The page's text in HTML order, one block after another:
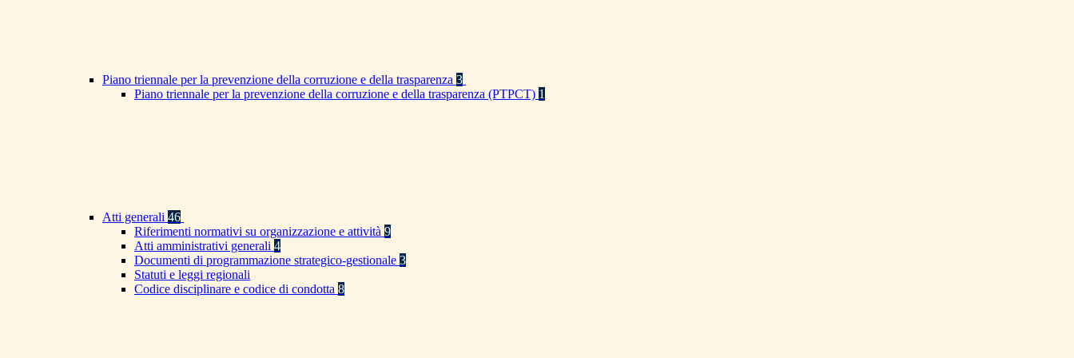
Piano triennale per la prevenzione della corruzione e della trasparenza 3
Piano triennale per la prevenzione della corruzione e della trasparenza (PTPCT) 1
Atti generali 46
Riferimenti normativi su organizzazione e attività 9
Atti amministrativi generali 4
Documenti di programmazione strategico-gestionale 3
Statuti e leggi regionali
Codice disciplinare e codice di condotta 8